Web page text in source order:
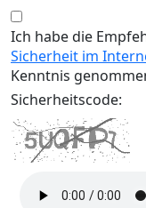
Ich habe die
Sicherheit im
Kenntnis
Sicherheitscode: